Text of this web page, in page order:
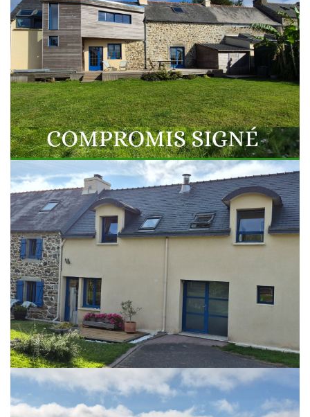
COMPROMIS SIGNE
EXCLUSIVITE PLOUGASTEL-DAOULAS KERALIOU Charmante longère
avec vue mer et dépendance
Située dans le secteur recherché de Keraliou à Plougastel-Daoulas, cette
belle longère rénovée et agrandie en 2009 offre un cadre de vie privilégié,
au calme, avec une agréable vue sur la mer depuis l'étage.